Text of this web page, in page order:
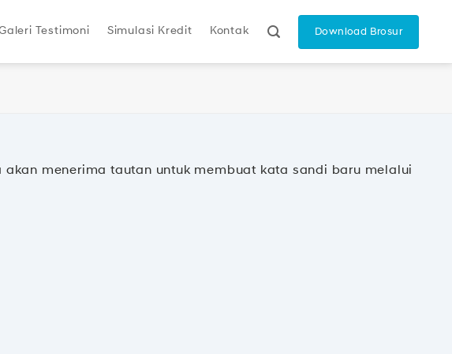
Testimoni Simulasi Kredit Kontak Download Brosur
menerima tautan untuk membuat kata sandi baru melalui